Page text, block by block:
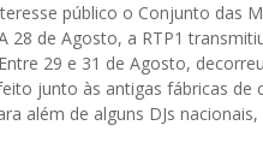
público o Conjunto das
28 de Agosto, a RTP1
29 e 31 de Agosto,
junto às antigas fábricas de
além de alguns DJs